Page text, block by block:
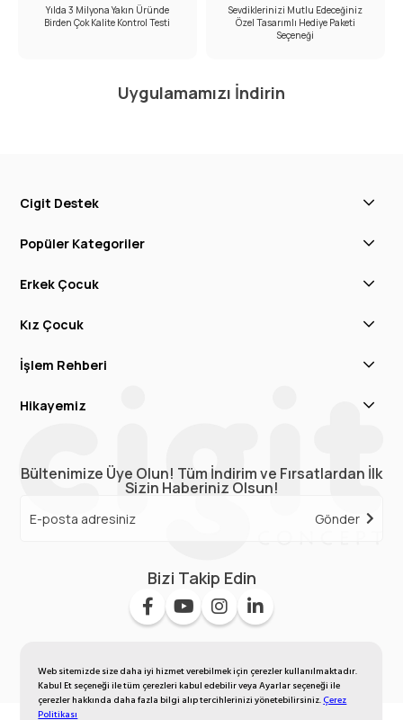
Web sitemizde size daha iyi hizmet verebilmek için çerezler kullanılmaktadır.
Kabul Et seçeneği ile tüm çerezleri kabul edebilir veya Ayarlar seçeneği ile
çerezler hakkında daha fazla bilgi alıp tercihlerinizi yönetebilirsiniz.Çerez
Politikası
Yılda 3 Milyona Yakın Üründe
Birden Çok Kalite Kontrol Testi
Sevdiklerinizi Mutlu Edeceğiniz
Özel Tasarımlı Hediye Paketi
Seçeneği
Uygulamamızı İndirin
Cigit Destek
Popüler Kategoriler
Erkek Çocuk
Kız Çocuk
İşlem Rehberi
Hikayemiz
Bültenimize Üye Olun! Tüm İndirim ve Fırsatlardan İlk
Sizin Haberiniz Olsun!
Gönder
Bizi Takip Edin